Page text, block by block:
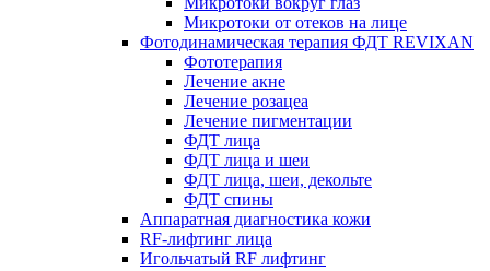
Микротоки от отеков на лице
Фотодинамическая терапия ФДТ REVIXAN
Фототерапия
Лечение акне
Лечение розацеа
Лечение пигментации
ФДТ лица
ФДТ лица и шеи
ФДТ лица, шеи, декольте
ФДТ спины
Аппаратная диагностика кожи
RF-лифтинг лица
Игольчатый RF лифтинг